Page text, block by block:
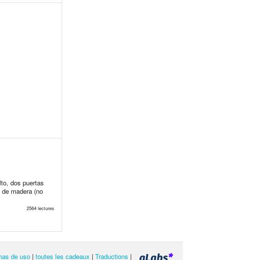
dos puertas
madera (no
2564 lectures
de uso | toutes les cadeaux | Traductions |